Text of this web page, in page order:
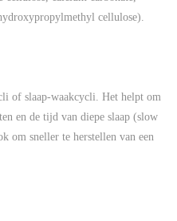
cellulose).
of slaap-waakcycli. Het helpt om
en de tijd van diepe slaap (slow
om sneller te herstellen van een